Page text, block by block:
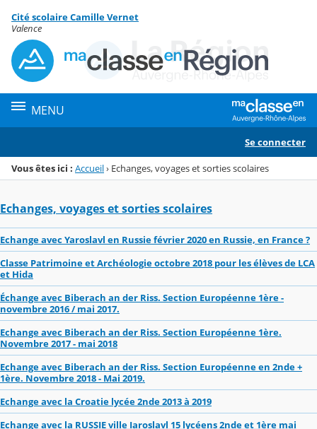
Menu de la rubrique
Contenu
Cité scolaire Camille Vernet
Valence
MENU
Se connecter
Vous êtes ici : Accueil› Echanges, voyages et sorties scolaires
Echanges, voyages et sorties scolaires
Echange avec Yaroslavl en Russie février 2020 en Russie, en France ?
Classe Patrimoine et Archéologie octobre 2018 pour les élèves de LCA
et Hida
Échange avec Biberach an der Riss. Section Européenne 1ère -
novembre 2016 / mai 2017.
Echange avec Biberach an der Riss. Section Européenne 1ère.
Novembre 2017 - mai 2018
Echange avec Biberach an der Riss. Section Européenne en 2nde +
1ère. Novembre 2018 - Mai 2019.
Echange avec la Croatie lycée 2nde 2013 à 2019
Echange avec la RUSSIE ville Iaroslavl 15 lycéens 2nde et 1ère mai